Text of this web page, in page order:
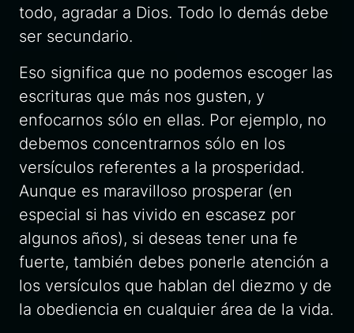
todo, agradar a Dios. Todo lo demás debe
ser secundario.
Eso significa que no podemos escoger las
escrituras que más nos gusten, y
enfocarnos sólo en ellas. Por ejemplo, no
debemos concentrarnos sólo en los
versículos referentes a la prosperidad.
Aunque es maravilloso prosperar (en
especial si has vivido en escasez por
algunos años), si deseas tener una fe
fuerte, también debes ponerle atención a
los versículos que hablan del diezmo y de
la obediencia en cualquier área de la vida.